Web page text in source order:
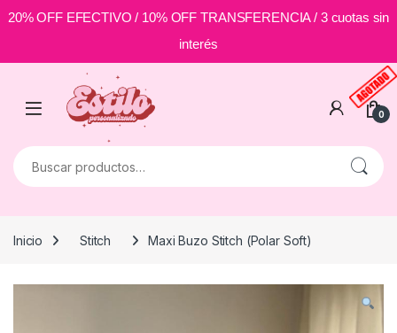
20% OFF EFECTIVO / 10% OFF TRANSFERENCIA / 3 cuotas sin
interés
Skip to navigation
0
Buscar por:
Inicio Stitch Maxi Buzo Stitch (Polar Soft)